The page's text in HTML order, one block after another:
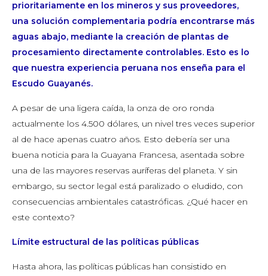
prioritariamente en los mineros y sus proveedores,
una solución complementaria podría encontrarse más
aguas abajo, mediante la creación de plantas de
procesamiento directamente controlables. Esto es lo
que nuestra experiencia peruana nos enseña para el
Escudo Guayanés.
A pesar de una ligera caída, la onza de oro ronda
actualmente los 4.500 dólares, un nivel tres veces superior
al de hace apenas cuatro años. Esto debería ser una
buena noticia para la Guayana Francesa, asentada sobre
una de las mayores reservas auríferas del planeta. Y sin
embargo, su sector legal está paralizado o eludido, con
consecuencias ambientales catastróficas. ¿Qué hacer en
este contexto?
Límite estructural de las políticas públicas
Hasta ahora, las políticas públicas han consistido en